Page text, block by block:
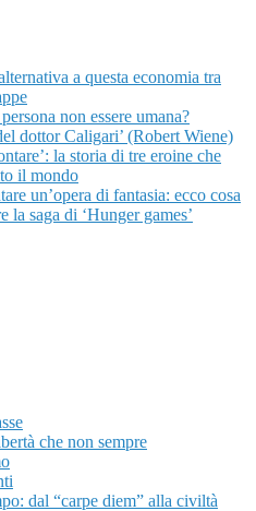
a questa economia tra
non essere umana?
dottor Caligari’ (Robert Wiene)
la storia di tre eroine che
il mondo
un’opera di fantasia: ecco cosa
la saga di ‘Hunger games’
che non sempre
dal “carpe diem” alla civiltà